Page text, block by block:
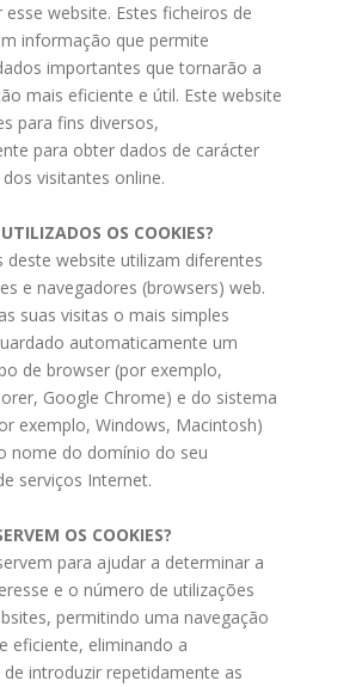
esse website. Estes ficheiros de
informação que permite
importantes que tornarão a
mais eficiente e útil. Este website
para fins diversos,
para obter dados de carácter
visitantes online.
OS COOKIES?
deste website utilizam diferentes
e navegadores (browsers) web.
suas visitas o mais simples
automaticamente um
de browser (por exemplo,
Google Chrome) e do sistema
exemplo, Windows, Macintosh)
nome do domínio do seu
serviços Internet.
OS COOKIES?
para ajudar a determinar a
e o número de utilizações
permitindo uma navegação
eficiente, eliminando a
de introduzir repetidamente as